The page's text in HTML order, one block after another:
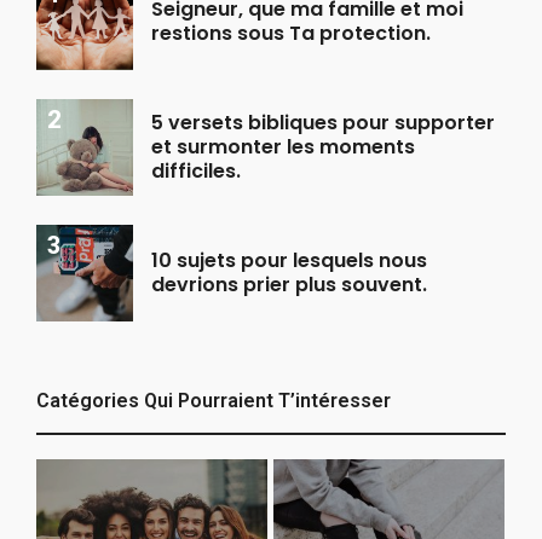
Seigneur, que ma famille et moi
restions sous Ta protection.
5 versets bibliques pour supporter
et surmonter les moments
difficiles.
10 sujets pour lesquels nous
devrions prier plus souvent.
Catégories Qui Pourraient T’intéresser